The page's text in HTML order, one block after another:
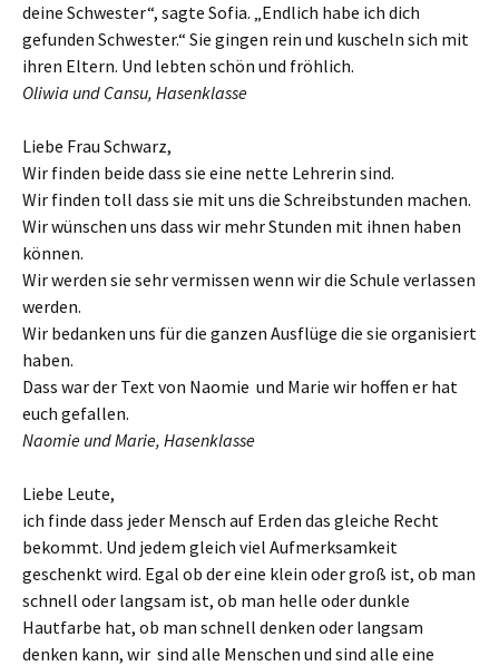
deine Schwester“, sagte Sofia. „Endlich habe ich dich
gefunden Schwester.“ Sie gingen rein und kuscheln sich mit
ihren Eltern. Und lebten schön und fröhlich.
Oliwia und Cansu, Hasenklasse
Liebe Frau Schwarz,
Wir finden beide dass sie eine nette Lehrerin sind.
Wir finden toll dass sie mit uns die Schreibstunden machen.
Wir wünschen uns dass wir mehr Stunden mit ihnen haben
können.
Wir werden sie sehr vermissen wenn wir die Schule verlassen
werden.
Wir bedanken uns für die ganzen Ausflüge die sie organisiert
haben.
Dass war der Text von Naomie und Marie wir hoffen er hat
euch gefallen.
Naomie und Marie, Hasenklasse
Liebe Leute,
ich finde dass jeder Mensch auf Erden das gleiche Recht
bekommt. Und jedem gleich viel Aufmerksamkeit
geschenkt wird. Egal ob der eine klein oder groß ist, ob man
schnell oder langsam ist, ob man helle oder dunkle
Hautfarbe hat, ob man schnell denken oder langsam
denken kann, wir sind alle Menschen und sind alle eine